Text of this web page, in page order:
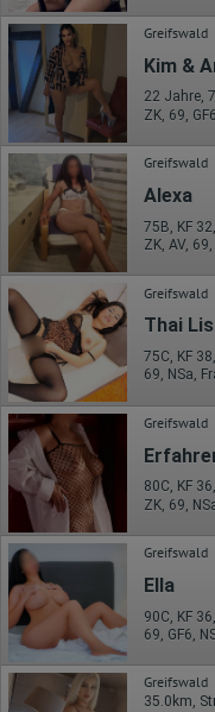
Greifswald
Kim &
Greifswald
Alexa
75B, KF
ZK, AV,
Greifswald
Thai
75C, KF
Greifswald
80C, KF
Greifswald
Ella
90C, KF
Greifswald
35.0km,